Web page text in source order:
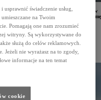
w Polsce startują Dni Otwarte Samochodów
pierwszy będą mogli zobaczyć całą gamę
model PROACE MAX.
wszystkim marka odnowiła cieszące się
także wzbogaciła ofertę o vana PROACE
dostawczych. Pełną gamę nowych
podczas trwających Dni Otwartych
świadczenie usług,
na Twoim
Pomagają one nam zrozumieć
witryny. Są wykorzystywane do
służą do celów reklamowych.
Jeżeli nie wyrażasz na to zgody,
informacje na ten temat
cookie